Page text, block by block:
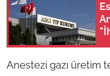
Anestezi gazı üretim